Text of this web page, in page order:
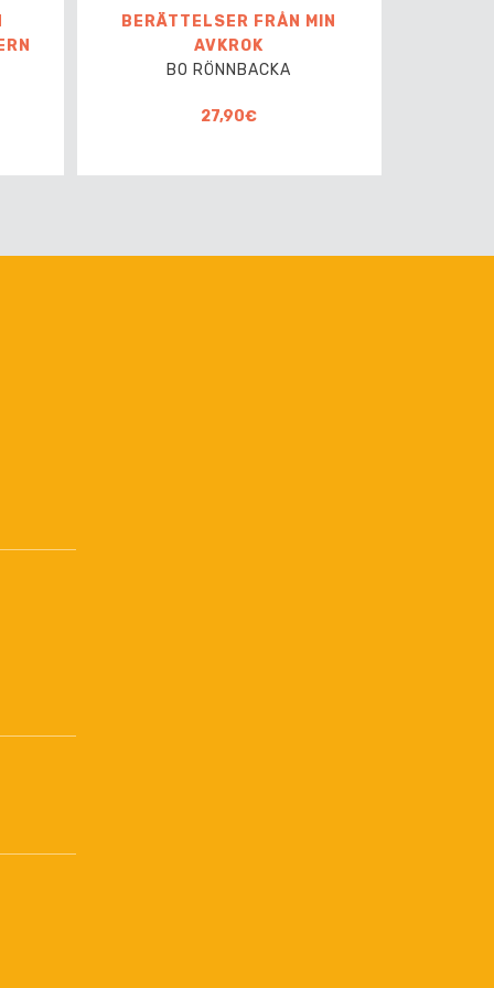
BERÄTTELSER FRÅN MIN
AVKROK
BO RÖNNBACKA
27,90€